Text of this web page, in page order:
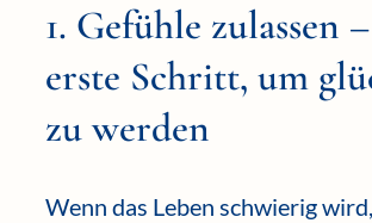
1. Gefühle zulassen
erste Schritt, um
zu werden
Wenn das Leben schwierig